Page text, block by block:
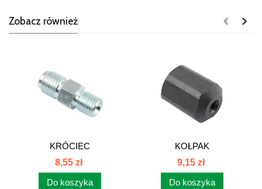
Zobacz również
KRÓCIEC
WTRYSKIWACZA C-385
93009322
8,55 zł
Do koszyka
KOŁPAK
WTRYSKIWACZA C-385
93009336
9,15 zł
Do koszyka